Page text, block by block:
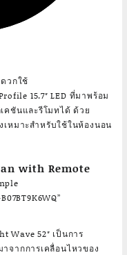
วกใช้
15.7″ LED ที่มาพร้อม
คชันและรีโมทได้ ด้วย
หมาะสำหรับใช้ในห้องนอน
with Remote
Wave 52″ เป็นการ
จากการเคลื่อนไหวของ